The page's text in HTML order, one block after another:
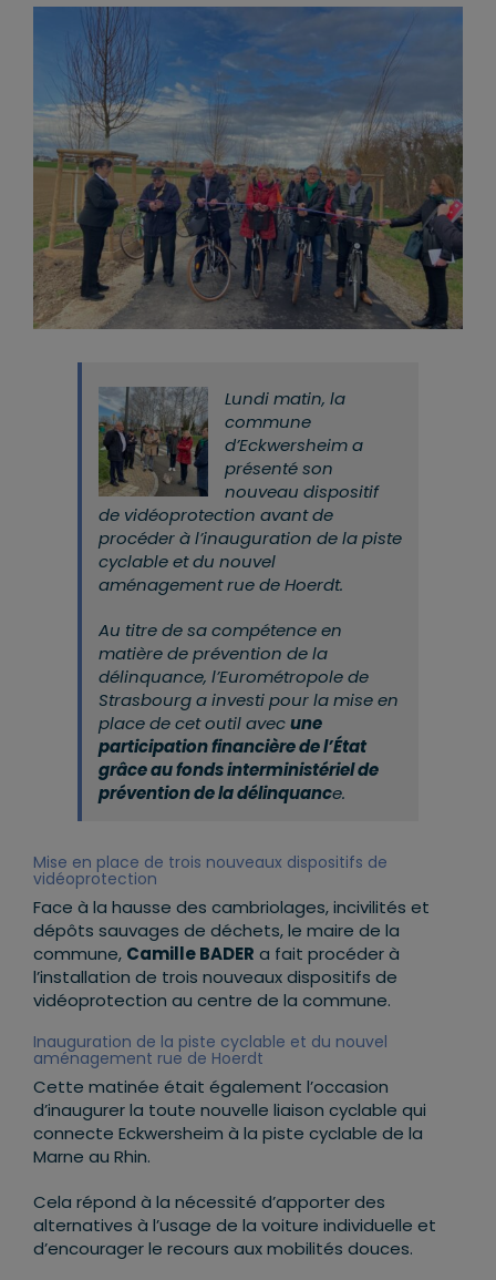
Lundi matin, la
commune
d’Eckwersheim a
présenté son
nouveau dispositif
de vidéoprotection avant de
procéder à l’inauguration de la piste
cyclable et du nouvel
aménagement rue de Hoerdt.
Au titre de sa compétence en
matière de prévention de la
délinquance, l’Eurométropole de
Strasbourg a investi pour la mise en
place de cet outil avecune
participation financière de l’État
grâce au fonds interministériel de
prévention de la délinquance.
Mise en place de trois nouveaux dispositifs de
vidéoprotection
Face à la hausse des cambriolages, incivilités et
dépôts sauvages de déchets, le maire de la
commune, Camille BADER a fait procéder à
l’installation de trois nouveaux dispositifs de
vidéoprotection au centre de la commune.
Inauguration de la piste cyclable et du nouvel
aménagement rue de Hoerdt
Cette matinée était également l’occasion
d’inaugurer la toute nouvelle liaison cyclable qui
connecte Eckwersheim à la piste cyclable de la
Marne au Rhin.
Cela répond à la nécessité d’apporter des
alternatives à l’usage de la voiture individuelle et
d’encourager le recours aux mobilités douces.